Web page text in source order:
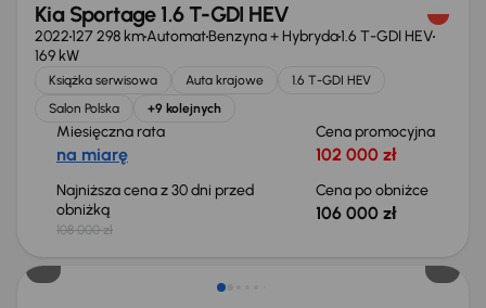
Kia Sportage 1.6 T-GDI HEV
2022127 298 kmAutomatBenzyna + Hybryda1.6 T-GDI HEV
169 kW
Książka serwisowa Auta krajowe
1.6 T-GDI HEV
Salon Polska
+9 kolejnych
Miesięczna rata
na miarę
Cena promocyjna
102 000 zł
Najniższa cena z 30 dni przed
obniżką
108 000 zł
Cena po obniżce
106 000 zł
Taniej o 3 000 zł